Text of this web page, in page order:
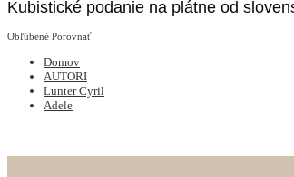
Kubistické podanie na plátne od
Obľúbené Porovnať
Domov
AUTORI
Lunter Cyril
Adele